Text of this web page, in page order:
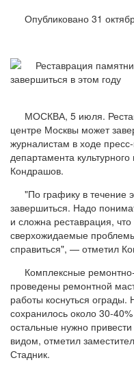
Опубликовано 31
МОСКВА, 5 июля.
центре Москвы может
журналистам в ходе
департамента
Кондрашов.
"По графику в течение
завершиться. Надо
и сложна реставрация,
сверхожидаемые
справиться", — отметил
Комплексные
проведены ремонтной
работы коснуться
сохранилось около 30-
остальные нужно
видом, отметил
Стадник.